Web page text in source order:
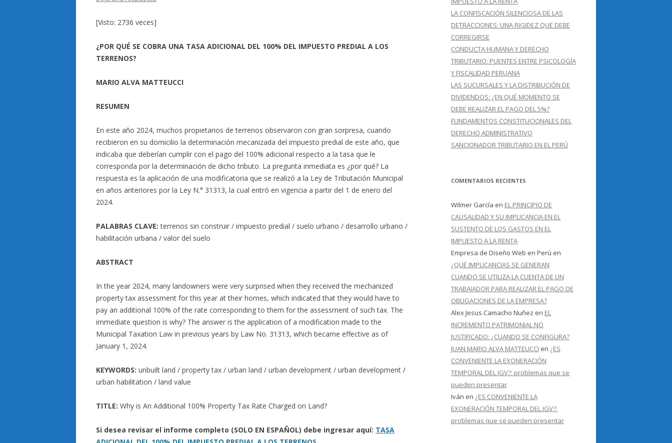
[Visto: 2736 veces]
¿POR QUÉ SE COBRA UNA TASA ADICIONAL DEL 100% DEL IMPUESTO PREDIAL A LOS
TERRENOS?
MARIO ALVA MATTEUCCI
RESUMEN
En este año 2024, muchos propietarios de terrenos observaron con gran sorpresa, cuando
recibieron en su domicilio la determinación mecanizada del impuesto predial de este año, que
indicaba que deberían cumplir con el pago del 100% adicional respecto a la tasa que le
corresponda por la determinación de dicho tributo. La pregunta inmediata es ¿por qué? La
respuesta es la aplicación de una modificatoria que se realizó a la Ley de Tributación Municipal
en años anteriores por la Ley N.° 31313, la cual entró en vigencia a partir del 1 de enero del
2024.
PALABRAS CLAVE: terrenos sin construir / impuesto predial / suelo urbano / desarrollo urbano /
habilitación urbana / valor del suelo
ABSTRACT
In the year 2024, many landowners were very surprised when they received the mechanized
property tax assessment for this year at their homes, which indicated that they would have to
pay an additional 100% of the rate corresponding to them for the assessment of such tax. The
immediate question is why? The answer is the application of a modification made to the
Municipal Taxation Law in previous years by Law No. 31313, which became effective as of
January 1, 2024.
KEYWORDS: unbuilt land / property tax / urban land / urban development / urban development /
urban habilitation / land value
TITLE: Why is An Additional 100% Property Tax Rate Charged on Land?
Si desea revisar el informe completo (SOLO EN ESPAÑOL) debe ingresar aquí: TASA
LA CONFISCACIÓN SILENCIOSA DE LAS
DETRACCIONES: UNA RIGIDEZ QUE DEBE
CORREGIRSE
CONDUCTA HUMANA Y DERECHO
TRIBUTARIO: PUENTES ENTRE PSICOLOGÍA
Y FISCALIDAD PERUANA
LAS SUCURSALES Y LA DISTRIBUCIÓN DE
DIVIDENDOS: ¿EN QUÉ MOMENTO SE
DEBE REALIZAR EL PAGO DEL 5%?
FUNDAMENTOS CONSTITUCIONALES DEL
DERECHO ADMINISTRATIVO
SANCIONADOR TRIBUTARIO EN EL PERÚ
COMENTARIOS RECIENTES
Wilmer García en EL PRINCIPIO DE
CAUSALIDAD Y SU IMPLICANCIA EN EL
SUSTENTO DE LOS GASTOS EN EL
IMPUESTO A LA RENTA
Empresa de Diseño Web en Perú en
¿QUÉ IMPLICANCIAS SE GENERAN
CUANDO SE UTILIZA LA CUENTA DE UN
TRABAJADOR PARA REALIZAR EL PAGO DE
OBLIGACIONES DE LA EMPRESA?
Alex Jesus Camacho Nuñez en EL
INCREMENTO PATRIMONIAL NO
JUSTIFICADO: ¿CUANDO SE CONFIGURA?
JUAN MARIO ALVA MATTEUCCI en ¿ES
CONVENIENTE LA EXONERACIÓN
TEMPORAL DEL IGV?: problemas que se
pueden presentar
Iván en ¿ES CONVENIENTE LA
EXONERACIÓN TEMPORAL DEL IGV?:
problemas que se pueden presentar